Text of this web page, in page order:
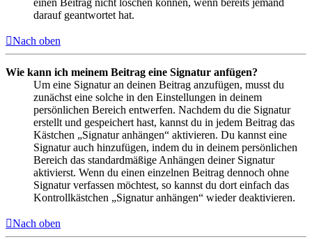
darauf geantwortet hat.
Nach oben
Wie kann ich meinem Beitrag eine Signatur anfügen?
Um eine Signatur an deinen Beitrag anzufügen, musst du
zunächst eine solche in den Einstellungen in deinem
persönlichen Bereich entwerfen. Nachdem du die Signatur
erstellt und gespeichert hast, kannst du in jedem Beitrag das
Kästchen „Signatur anhängen“ aktivieren. Du kannst eine
Signatur auch hinzufügen, indem du in deinem persönlichen
Bereich das standardmäßige Anhängen deiner Signatur
aktivierst. Wenn du einen einzelnen Beitrag dennoch ohne
Signatur verfassen möchtest, so kannst du dort einfach das
Kontrollkästchen „Signatur anhängen“ wieder deaktivieren.
Nach oben